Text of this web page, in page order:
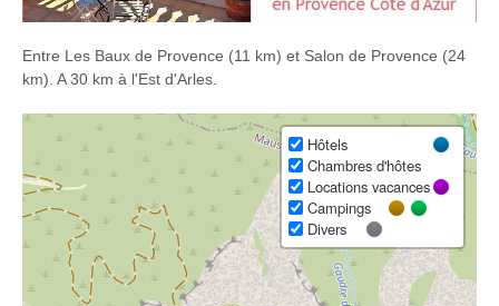
Entre Les Baux de Provence (11 km) et Salon de Provence (24
km). A 30 km à l'Est d'Arles.
Hôtels
Chambres d'hôtes
Locations vacances
Campings
Divers